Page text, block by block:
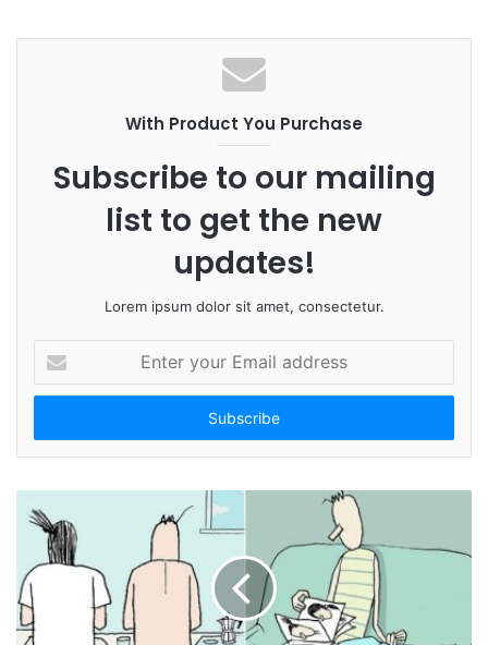
b
s
i
t
e
With Product You Purchase
Subscribe to our mailing
list to get the new
updates!
Lorem ipsum dolor sit amet, consectetur.
t
r
o
u
i